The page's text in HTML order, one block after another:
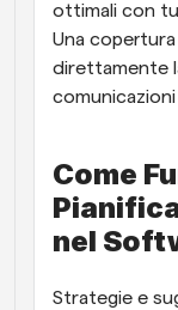
ottimali con
Una
direttamente
Come
nel
Strategie e